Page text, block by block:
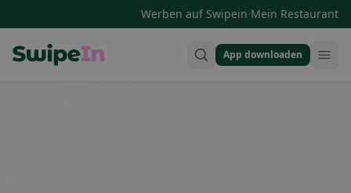
Werben auf Swipein·Mein Restaurant
App downloaden